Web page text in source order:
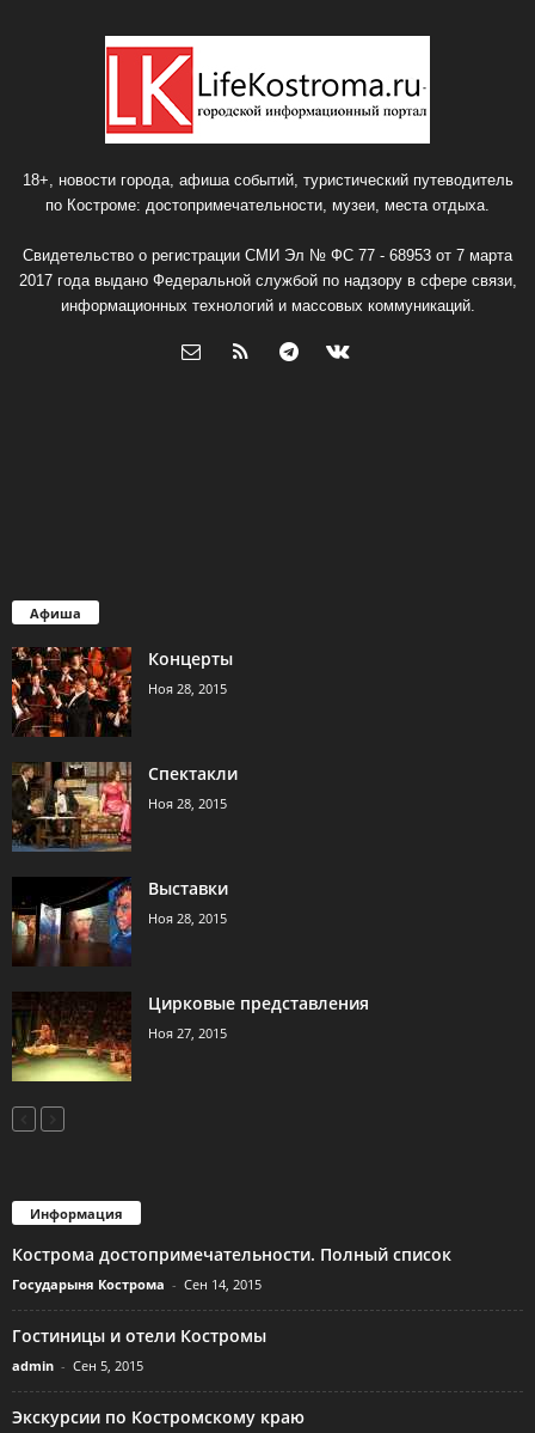
18+, новости города, афиша событий, туристический путеводитель
по Костроме: достопримечательности, музеи, места отдыха.
Свидетельство о регистрации СМИ Эл № ФС 77 - 68953 от 7 марта
2017 года выдано Федеральной службой по надзору в сфере связи,
информационных технологий и массовых коммуникаций.
Афиша
Концерты
Ноя 28, 2015
Спектакли
Ноя 28, 2015
Выставки
Ноя 28, 2015
Цирковые представления
Ноя 27, 2015
Информация
Кострома достопримечательности. Полный список
Государыня Кострома - Сен 14, 2015
Гостиницы и отели Костромы
admin - Сен 5, 2015
Экскурсии по Костромскому краю